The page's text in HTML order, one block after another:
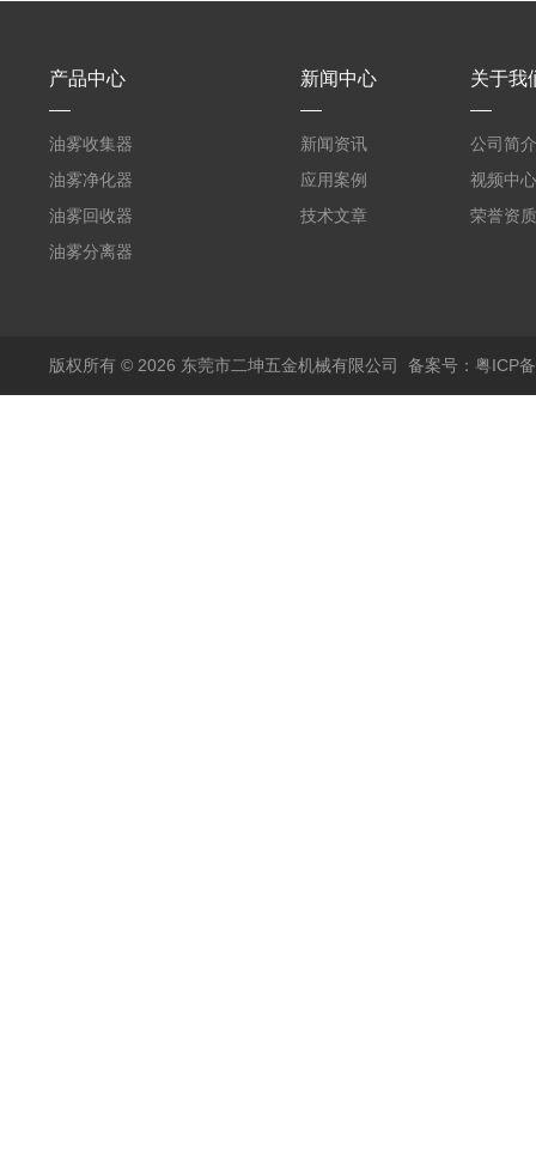
产品中心
油雾收集器
油雾净化器
油雾回收器
油雾分离器
新闻中心
新闻资讯
应用案例
技术文章
关于我
公司简介
视频中心
荣誉资质
版权所有 © 2026 东莞市二坤五金机械有限公司 备案号：粤ICP